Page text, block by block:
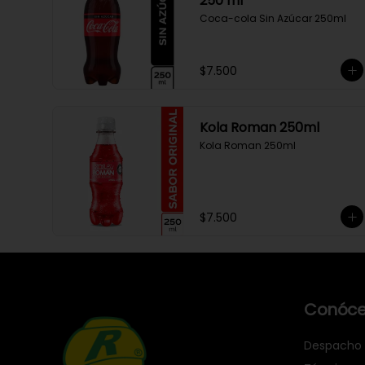
Coca-cola Sin Azúcar 250ml
$7.500
Kola Roman 250ml
Kola Roman 250ml
$7.500
Despacho